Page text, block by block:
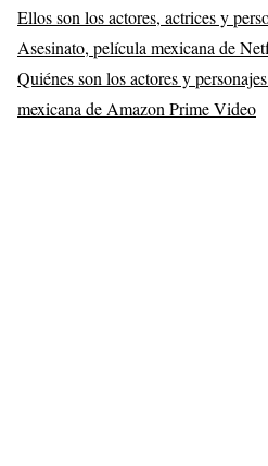
Ellos son los actores, actrices y
Asesinato, película mexicana de
Quiénes son los actores y
mexicana de Amazon Prime Video